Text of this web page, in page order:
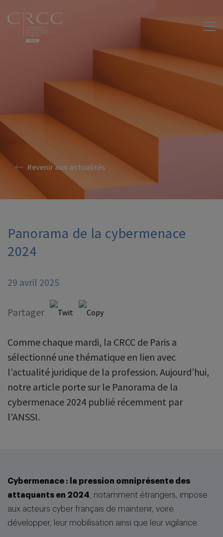
Revenir aux actualités
Panorama de la cybermenace
2024
29 avril 2025
Partager
Comme chaque mardi, la CRCC de Paris a
sélectionné une thématique en lien avec
l’actualité juridique de la profession. Aujourd’hui,
notre article porte sur le Panorama de la
cybermenace 2024 publié récemment par
l'ANSSI.
Cybermenace : la pression omniprésente des
attaquants en 2024 , notamment étrangers, impose
aux acteurs cyber français de maintenir, voire
développer, leur mobilisation ainsi que leur vigilance.